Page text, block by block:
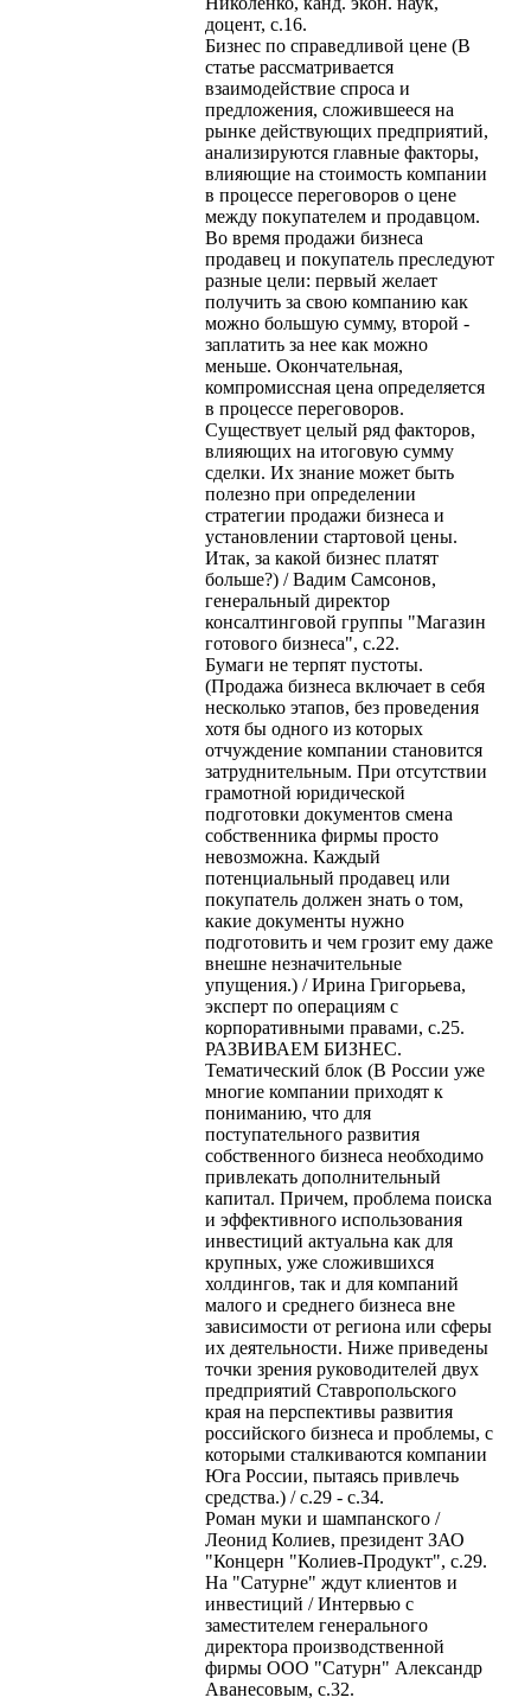
доцент, с.16.
Бизнес по справедливой цене (В
статье рассматривается
взаимодействие спроса и
предложения, сложившееся на
рынке действующих предприятий,
анализируются главные факторы,
влияющие на стоимость компании
в процессе переговоров о цене
между покупателем и продавцом.
Во время продажи бизнеса
продавец и покупатель преследуют
разные цели: первый желает
получить за свою компанию как
можно большую сумму, второй -
заплатить за нее как можно
меньше. Окончательная,
компромиссная цена определяется
в процессе переговоров.
Существует целый ряд факторов,
влияющих на итоговую сумму
сделки. Их знание может быть
полезно при определении
стратегии продажи бизнеса и
установлении стартовой цены.
Итак, за какой бизнес платят
больше?) / Вадим Самсонов,
генеральный директор
консалтинговой группы "Магазин
готового бизнеса", с.22.
Бумаги не терпят пустоты.
(Продажа бизнеса включает в себя
несколько этапов, без проведения
хотя бы одного из которых
отчуждение компании становится
затруднительным. При отсутствии
грамотной юридической
подготовки документов смена
собственника фирмы просто
невозможна. Каждый
потенциальный продавец или
покупатель должен знать о том,
какие документы нужно
подготовить и чем грозит ему даже
внешне незначительные
упущения.) / Ирина Григорьева,
эксперт по операциям с
корпоративными правами, с.25.
РАЗВИВАЕМ БИЗНЕС.
Тематический блок (В России уже
многие компании приходят к
пониманию, что для
поступательного развития
собственного бизнеса необходимо
привлекать дополнительный
капитал. Причем, проблема поиска
и эффективного использования
инвестиций актуальна как для
крупных, уже сложившихся
холдингов, так и для компаний
малого и среднего бизнеса вне
зависимости от региона или сферы
их деятельности. Ниже приведены
точки зрения руководителей двух
предприятий Ставропольского
края на перспективы развития
российского бизнеса и проблемы, с
которыми сталкиваются компании
Юга России, пытаясь привлечь
средства.) / с.29 - с.34.
Роман муки и шампанского /
Леонид Колиев, президент ЗАО
"Концерн "Колиев-Продукт", с.29.
На "Сатурне" ждут клиентов и
инвестиций / Интервью с
заместителем генерального
директора производственной
фирмы ООО "Сатурн" Александр
Аванесовым, с.32.